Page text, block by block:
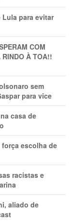
Lula para evitar
COM
À TOA!!
sem
para vice
casa de
escolha de
racistas e
aliado de